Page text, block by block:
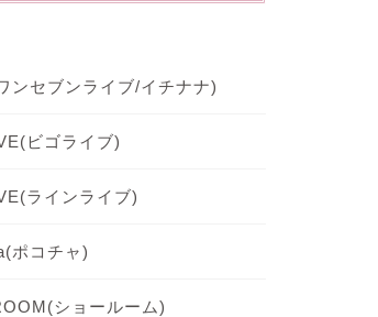
ンセブンライブ/イチナナ)
ビゴライブ)
ラインライブ)
ポコチャ)
ショールーム)